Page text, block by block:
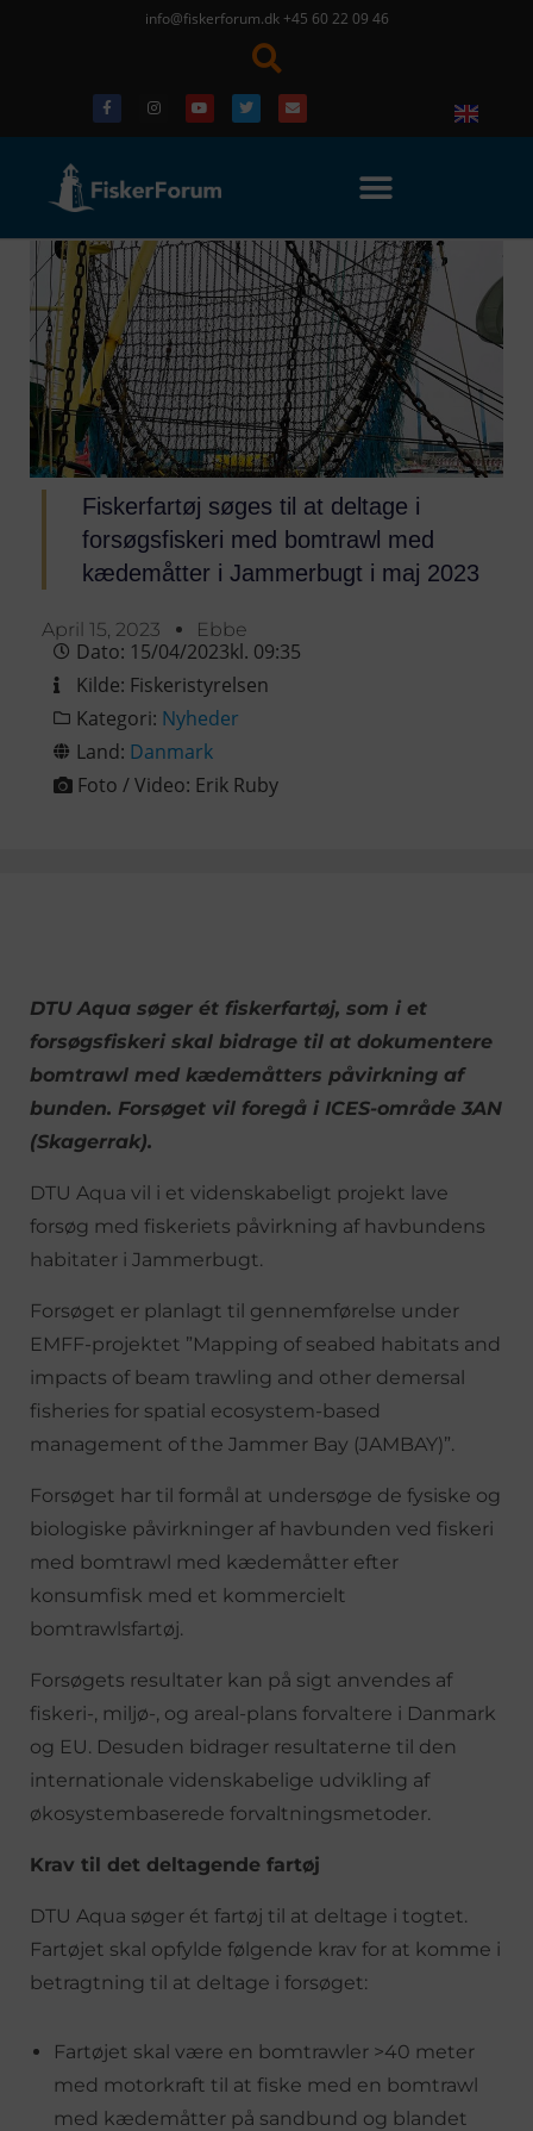
info@fiskerforum.dk +45 60 22 09 46
Fiskerfartøj søges til at deltage i
forsøgsfiskeri med bomtrawl med
kædemåtter i Jammerbugt i maj 2023
April 15, 2023 Ebbe
Dato: 15/04/2023kl. 09:35
Kilde: Fiskeristyrelsen
Kategori: Nyheder
Land: Danmark
Foto / Video: Erik Ruby
DTU Aqua søger ét fiskerfartøj, som i et
forsøgsfiskeri skal bidrage til at dokumentere
bomtrawl med kædemåtters påvirkning af
bunden. Forsøget vil foregå i ICES-område 3AN
(Skagerrak).
DTU Aqua vil i et videnskabeligt projekt lave
forsøg med fiskeriets påvirkning af havbundens
habitater i Jammerbugt.
Forsøget er planlagt til gennemførelse under
EMFF-projektet ”Mapping of seabed habitats and
impacts of beam trawling and other demersal
fisheries for spatial ecosystem-based
management of the Jammer Bay (JAMBAY)”.
Forsøget har til formål at undersøge de fysiske og
biologiske påvirkninger af havbunden ved fiskeri
med bomtrawl med kædemåtter efter
konsumfisk med et kommercielt
bomtrawlsfartøj.
Forsøgets resultater kan på sigt anvendes af
fiskeri-, miljø-, og areal-plans forvaltere i Danmark
og EU. Desuden bidrager resultaterne til den
internationale videnskabelige udvikling af
økosystembaserede forvaltningsmetoder.
Krav til det deltagende fartøj
DTU Aqua søger ét fartøj til at deltage i togtet.
Fartøjet skal opfylde følgende krav for at komme i
betragtning til at deltage i forsøget:
Fartøjet skal være en bomtrawler >40 meter
med motorkraft til at fiske med en bomtrawl
med kædemåtter på sandbund og blandet